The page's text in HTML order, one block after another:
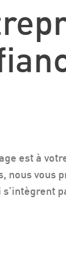
est à
nous vous